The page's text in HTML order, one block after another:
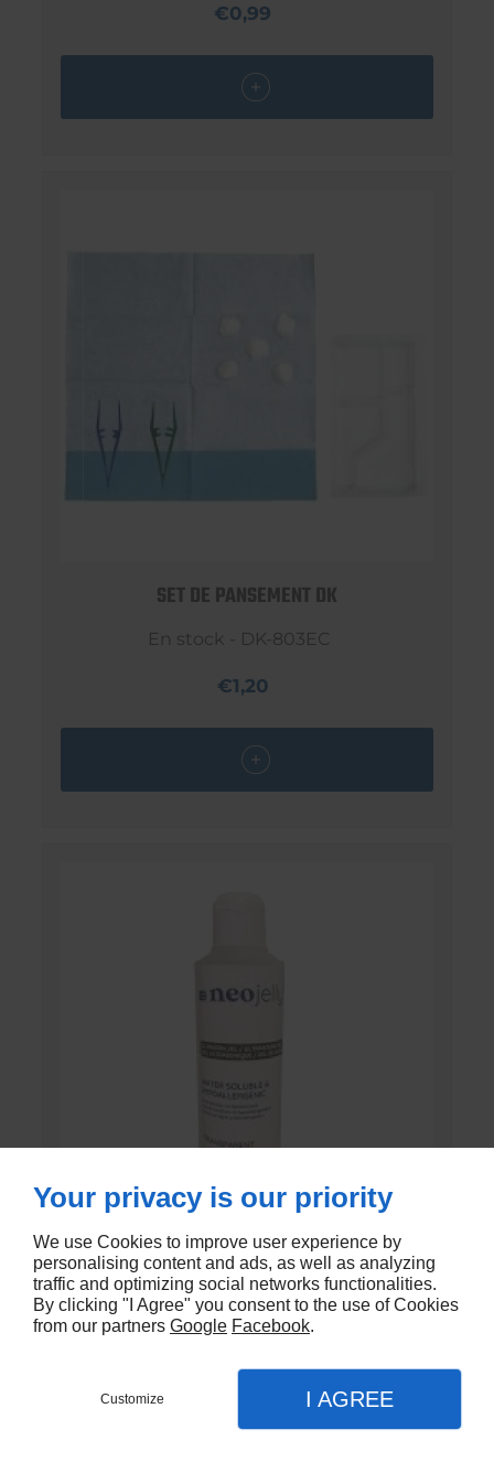
€0,99
SET DE PANSEMENT DK
En stock - DK-803EC
€1,20
GEL DE CONTACT UNI’GEL
En stock
Your privacy is our priority
We use Cookies to improve user experience by
personalising content and ads, as well as analyzing
traffic and optimizing social networks functionalities.
By clicking "I Agree" you consent to the use of Cookies
from our partners Google Facebook.
Customize I AGREE